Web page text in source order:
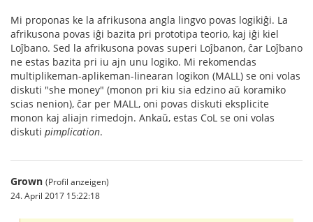
Mi proponas ke la afrikusona angla lingvo povas logikiĝi. La
afrikusona povas iĝi bazita pri prototipa teorio, kaj iĝi kiel
Loĵbano. Sed la afrikusona povas superi Loĵbanon, ĉar Loĵbano
ne estas bazita pri iu ajn unu logiko. Mi rekomendas
multiplikeman-aplikeman-linearan logikon (MALL) se oni volas
diskuti "she money" (monon pri kiu sia edzino aŭ koramiko
scias nenion), ĉar per MALL, oni povas diskuti eksplicite
monon kaj aliajn rimedojn. Ankaŭ, estas CoL se oni volas
diskuti pimplication.
Grown (Profil anzeigen)
24. April 2017 15:22:18